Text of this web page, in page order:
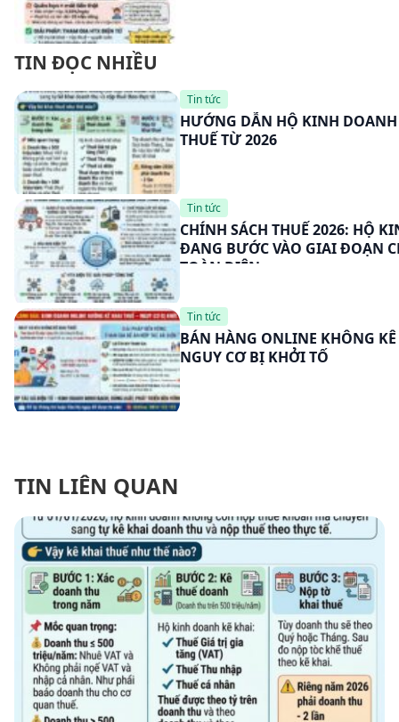
TIN ĐỌC NHIỀU
Tin tức
HƯỚNG DẪN HỘ KINH DOANH
THUẾ TỪ 2026
Tin tức
CHÍNH SÁCH THUẾ 2026: HỘ
ĐANG BƯỚC VÀO GIAI ĐOẠN
TOÀN DIỆN
Tin tức
BÁN HÀNG ONLINE KHÔNG KÊ
NGUY CƠ BỊ KHỞI TỐ
TIN LIÊN QUAN